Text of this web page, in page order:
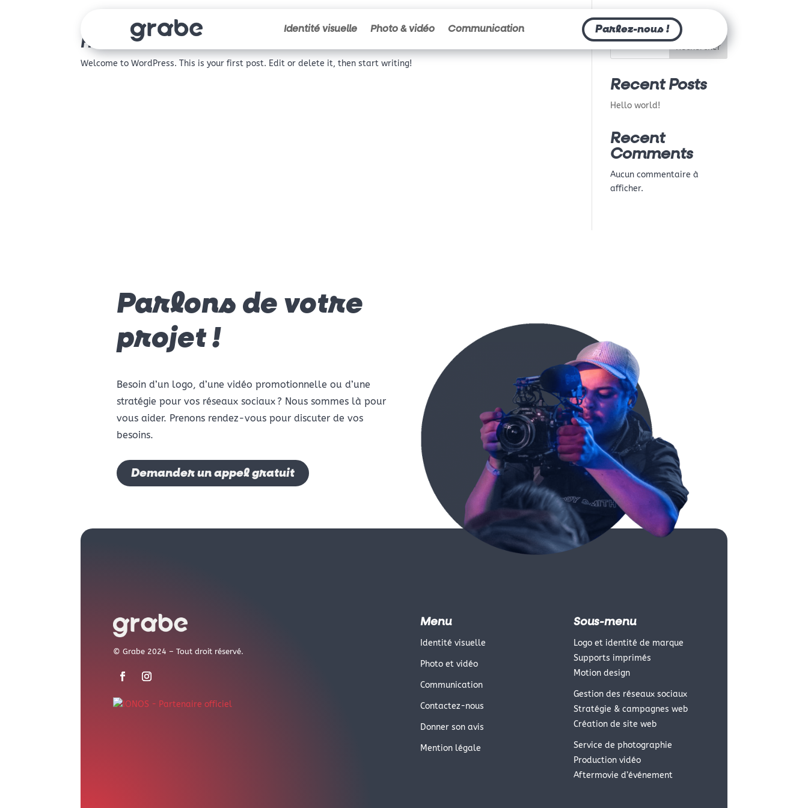
Identité visuelle Photo & vidéo Communication Parlez-nous !
Hello world!
Welcome to WordPress. This is your first post. Edit or delete it, then start writing!
Rechercher
Recent Posts
Hello world!
Recent
Comments
Aucun commentaire à
afficher.
Parlons de votre
projet !
Besoin d’un logo, d’une vidéo promotionnelle ou d’une
stratégie pour vos réseaux sociaux ? Nous sommes là pour
vous aider. Prenons rendez-vous pour discuter de vos
besoins.
Demander un appel gratuit
© Grabe 2024 – Tout droit réservé.
Menu
Identité visuelle
Photo et vidéo
Communication
Contactez-nous
Donner son avis
Mention légale
Sous-menu
Logo et identité de marque
Supports imprimés
Motion design
Gestion des réseaux sociaux
Stratégie & campagnes web
Création de site web
Service de photographie
Production vidéo
Aftermovie d’événement